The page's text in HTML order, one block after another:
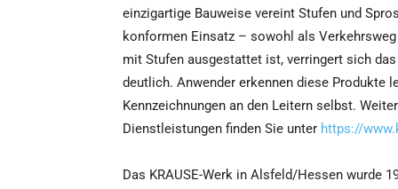
einzigartige Bauweise vereint Stufen und
konformen Einsatz – sowohl als
mit Stufen ausgestattet ist, verringert sich
deutlich. Anwender erkennen diese Produkte
Kennzeichnungen an den Leitern selbst.
Dienstleistungen finden Sie unter https://
Das KRAUSE-Werk in Alsfeld/Hessen wurde